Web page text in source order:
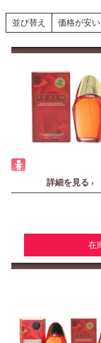
並び替え 価格が安
詳細を見る ›
在